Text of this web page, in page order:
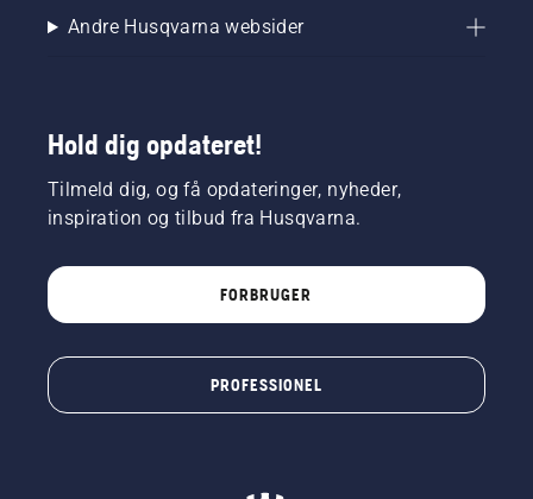
Andre Husqvarna websider
Hold dig opdateret!
Tilmeld dig, og få opdateringer, nyheder,
inspiration og tilbud fra Husqvarna.
FORBRUGER
PROFESSIONEL